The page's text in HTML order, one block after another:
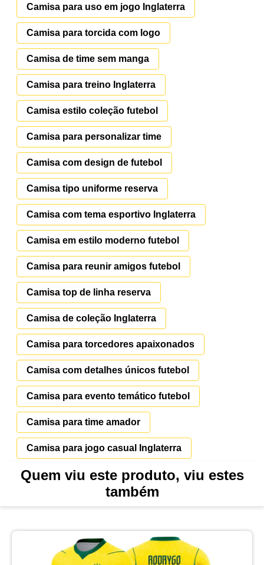
Camisa para uso em jogo Inglaterra
Camisa para torcida com logo
Camisa de time sem manga
Camisa para treino Inglaterra
Camisa estilo coleção futebol
Camisa para personalizar time
Camisa com design de futebol
Camisa tipo uniforme reserva
Camisa com tema esportivo Inglaterra
Camisa em estilo moderno futebol
Camisa para reunir amigos futebol
Camisa top de linha reserva
Camisa de coleção Inglaterra
Camisa para torcedores apaixonados
Camisa com detalhes únicos futebol
Camisa para evento temático futebol
Camisa para time amador
Camisa para jogo casual Inglaterra
Quem viu este produto, viu estes
também